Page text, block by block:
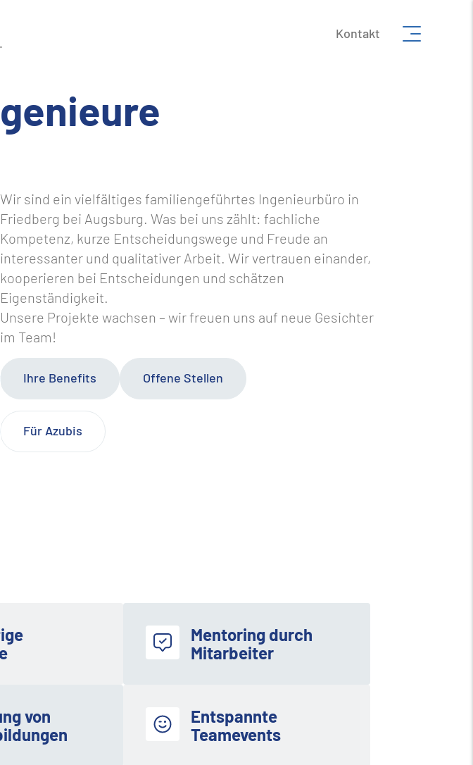
Kontakt
Wir sind ein vielfältiges familiengeführtes Ingenieurbüro in
Friedberg bei Augsburg. Was bei uns zählt: fachliche
Kompetenz, kurze Entscheidungswege und Freude an
interessanter und qualitativer Arbeit. Wir vertrauen einander,
kooperieren bei Entscheidungen und schätzen
Eigenständigkeit.
Unsere Projekte wachsen – wir freuen uns auf neue Gesichter
im Team!
Ihre Benefits Offene Stellen
Für Azubis
Mentoring durch
Mitarbeiter
von
Entspannte
Teamevents